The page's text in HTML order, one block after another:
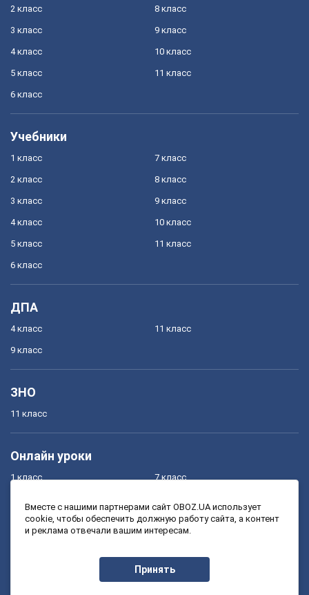
2 класс
3 класс
4 класс
5 класс
6 класс
8 класс
9 класс
10 класс
11 класс
Учебники
1 класс
2 класс
3 класс
4 класс
5 класс
6 класс
7 класс
8 класс
9 класс
10 класс
11 класс
ДПА
4 класс
9 класс
11 класс
ЗНО
11 класс
Онлайн уроки
1 класс
3 класс
7 класс
9 класс
Вместе с нашими партнерами сайт OBOZ.UA использует
cookie, чтобы обеспечить должную работу сайта, а контент
и реклама отвечали вашим интересам.
Принять